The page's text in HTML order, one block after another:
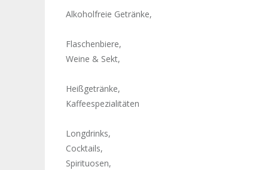
Alkoholfreie Getränke,
Flaschenbiere,
Weine & Sekt,
Heißgetränke,
Kaffeespezialitäten
Longdrinks,
Cocktails,
Spirituosen,